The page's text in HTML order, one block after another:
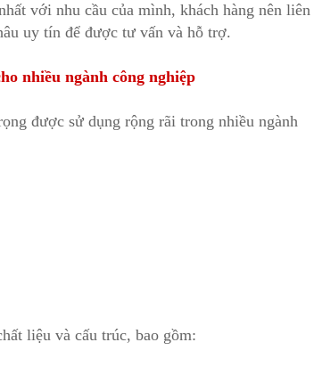
với nhu cầu của mình, khách hàng nên liên
uy tín để được tư vấn và hỗ trợ.
nhiều ngành công nghiệp
ọng được sử dụng rộng rãi trong nhiều ngành
liệu và cấu trúc, bao gồm: